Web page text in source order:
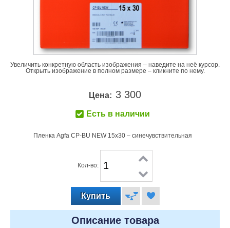
Увеличить конкретную область изображения – наведите на неё курсор.
Открыть изображение в полном размере – кликните по нему.
Цена: 3 300
Есть в наличии
Пленка Agfa CP-BU NEW 15x30 – синечувствительная
Кол-во:
Описание товара